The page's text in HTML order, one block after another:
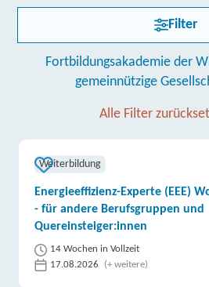
Filter
Fortbildungsakademie der
gemeinnützige
Alle Filter
Weiterbildung
Energieeffizienz-Experte (EEE)
- für andere Berufsgruppen und
Quereinsteiger:innen
14 Wochen in Vollzeit
17.08.2026
(+ weitere)